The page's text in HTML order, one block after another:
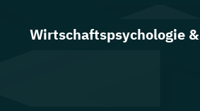
Wirtschaftspsychologie